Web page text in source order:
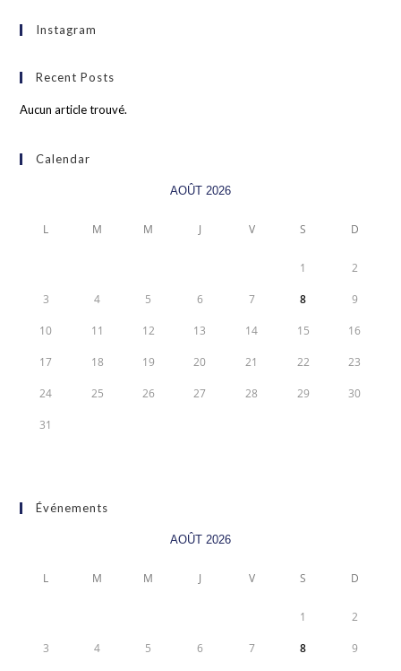
Instagram
Recent Posts
Aucun article trouvé.
Calendar
AOÛT 2026
L M M J V S D
1 2
3 4 5 6 7 8 9
10 11 12 13 14 15 16
17 18 19 20 21 22 23
24 25 26 27 28 29 30
31
Événements
AOÛT 2026
L M M J V S D
1 2
3 4 5 6 7 8 9